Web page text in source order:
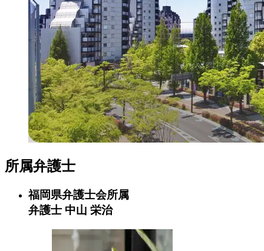
所属弁護士
福岡県弁護士会所属
弁護士 中山 栄治